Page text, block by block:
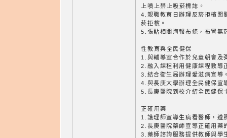
上噴上禁止吸菸標誌。
4.親職教育日辦理反菸拒檳闖
菸拒檳。
5.張貼相關海報布條，布置無
性教育與全民健保
1.與輔導室合作於兒童朝會及
2.融入課程利用健康課程教導
3.結合衛生局辦理愛滋病宣導
4.與長庚大學辦理全民健保宣
5.長庚醫院到校介紹全民健保
正確用藥
1.護理師宣導生病看醫師，遵
2.長庚醫院藥師宣導正確用藥
3.藥師諮詢服務提供教師與學